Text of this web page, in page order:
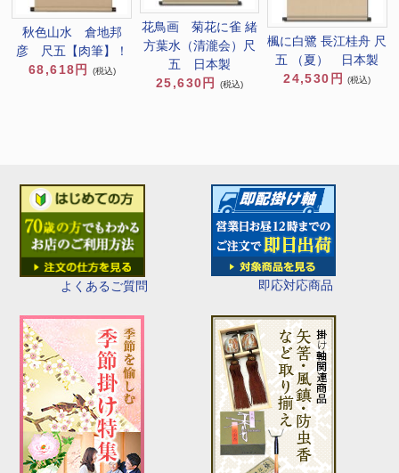
よくあるご質問 即応対応商品
秋色山水 倉地邦
彦 尺五【肉筆】！
68,618円
(税込)
花鳥画 菊花に雀 緒
方葉水（清瀧会）尺
五 日本製
25,630円
(税込)
楓に白鷺 長江桂舟 尺
五 （夏） 日本製
24,530円
(税込)